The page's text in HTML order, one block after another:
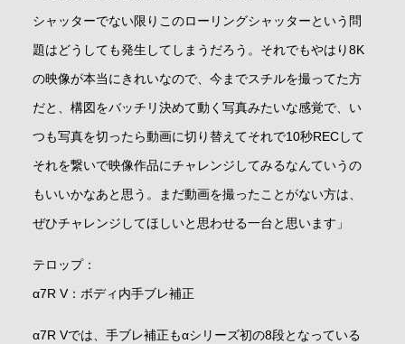
シャッターでない限りこのローリングシャッターという問
題はどうしても発生してしまうだろう。それでもやはり8K
の映像が本当にきれいなので、今までスチルを撮ってた方
だと、構図をバッチリ決めて動く写真みたいな感覚で、い
つも写真を切ったら動画に切り替えてそれで10秒RECして
それを繋いで映像作品にチャレンジしてみるなんていうの
もいいかなあと思う。まだ動画を撮ったことがない方は、
ぜひチャレンジしてほしいと思わせる一台と思います」
テロップ：
α7R V：ボディ内手ブレ補正
α7R Vでは、手ブレ補正もαシリーズ初の8段となっている